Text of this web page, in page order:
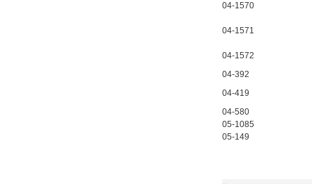
04-1570
04-1571
04-1572
04-392
04-419
04-580
05-1085
05-149